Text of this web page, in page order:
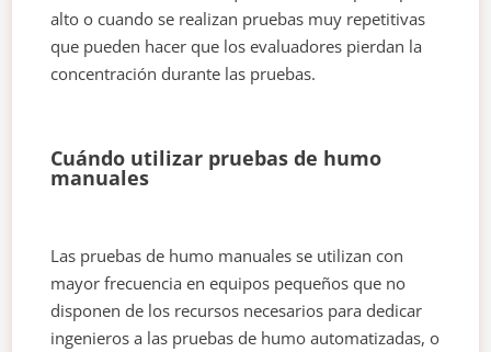
alto o cuando se realizan pruebas muy repetitivas
que pueden hacer que los evaluadores pierdan la
concentración durante las pruebas.
Cuándo utilizar pruebas de humo
manuales
Las pruebas de humo manuales se utilizan con
mayor frecuencia en equipos pequeños que no
disponen de los recursos necesarios para dedicar
ingenieros a las pruebas de humo automatizadas, o